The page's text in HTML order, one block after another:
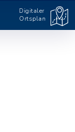
Digitaler
Ortsplan